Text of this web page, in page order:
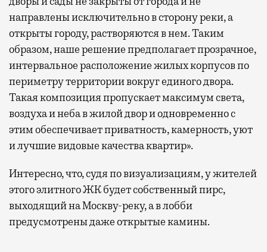
направлены исключительно в сторону реки, а
открыты городу, растворяются в нем. Таким
образом, наше решение предполагает прозрачное,
интервальное расположение жилых корпусов по
периметру территории вокруг единого двора.
Такая композиция пропускает максимум света,
воздуха и неба в жилой двор и одновременно с
этим обеспечивает приватность, камерность, уют
и лучшие видовые качества квартир».
Интересно, что, судя по визуализациям, у жителей
этого элитного ЖК будет собственный пирс,
выходящий на Москву-реку, а в лобби
предусмотрены даже открытые камины.